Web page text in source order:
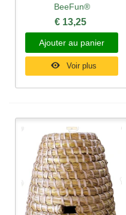
BeeFun®
€ 13,25
Ajouter au panier
Voir plus